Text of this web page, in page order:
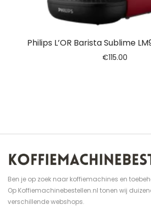
Philips L’OR Barista Sublime
€115.00
Ben je op zoek naar koffiemachines en
Op Koffiemachinebestellen.nl tonen wij
verschillende webshops.